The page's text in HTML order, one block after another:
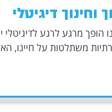
וחינוך דיגיטלי
הופך מרגע לרגע לדיגיטלי
משתלטות על חיינו,